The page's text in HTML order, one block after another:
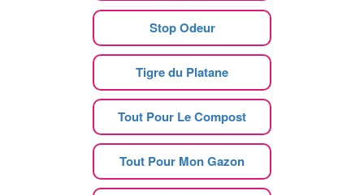
Stop Odeur
Tigre du Platane
Tout Pour Le Compost
Tout Pour Mon Gazon